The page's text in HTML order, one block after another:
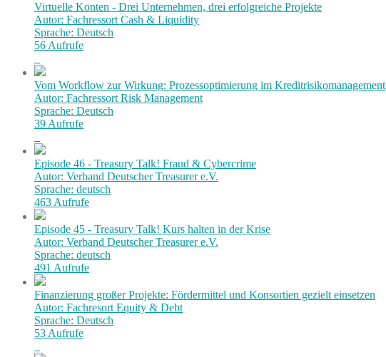
Virtuelle Konten - Drei Unternehmen, drei erfolgreiche Projekte
Autor: Fachressort Cash & Liquidity
Sprache: Deutsch
56 Aufrufe
Vom Workflow zur Wirkung: Prozessoptimierung im Kreditrisikomanagement
Autor: Fachressort Risk Management
Sprache: Deutsch
39 Aufrufe
Episode 46 - Treasury Talk! Fraud & Cybercrime
Autor: Verband Deutscher Treasurer e.V.
Sprache: deutsch
463 Aufrufe
Episode 45 - Treasury Talk! Kurs halten in der Krise
Autor: Verband Deutscher Treasurer e.V.
Sprache: deutsch
491 Aufrufe
Finanzierung großer Projekte: Fördermittel und Konsortien gezielt einsetzen
Autor: Fachresort Equity & Debt
Sprache: Deutsch
53 Aufrufe